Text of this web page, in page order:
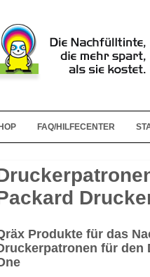
FAQ/HILFECENTER
Produkte für das
für den